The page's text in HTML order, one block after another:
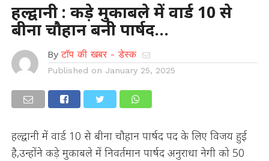
हल्द्वानी : कड़े मुकाबले में वार्ड 10 से
बीना चौहान बनी पार्षद…
By टॉप की खबर - डेस्क
Published on January 25, 2025
हल्द्वानी में वार्ड 10 से बीना चौहान पार्षद पद के लिए विजय हुई
है,उन्होंने कड़े मुकाबले में निवर्तमान पार्षद अनुराधा नेगी को 50